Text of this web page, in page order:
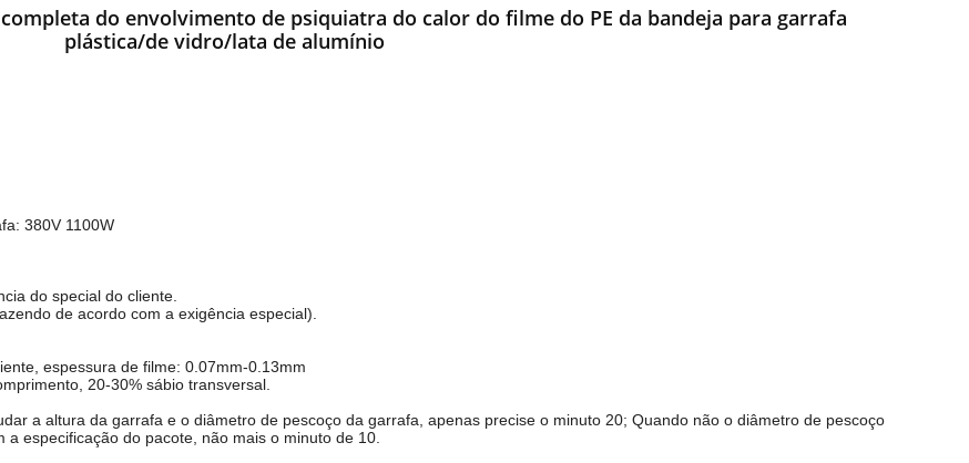
do envolvimento de psiquiatra do calor do filme do PE da bandeja para garrafa
plástica/de vidro/lata de alumínio
380V 1100W
do special do cliente.
de acordo com a exigência especial).
espessura de filme: 0.07mm-0.13mm
20-30% sábio transversal.
a altura da garrafa e o diâmetro de pescoço da garrafa, apenas precise o minuto 20; Quando não o diâmetro de pescoço
especificação do pacote, não mais o minuto de 10.